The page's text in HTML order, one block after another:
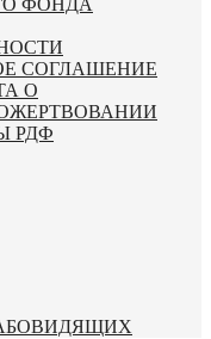
ФОНДА
СОГЛАШЕНИЕ
О
РДФ